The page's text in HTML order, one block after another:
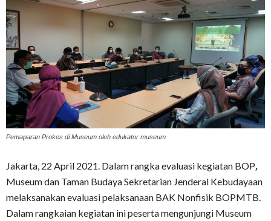
Pemaparan Prokes di Museum oleh edukator museum
Jakarta, 22 April 2021. Dalam rangka evaluasi kegiatan BOP,
Museum dan Taman Budaya Sekretarian Jenderal Kebudayaan
melaksanakan evaluasi pelaksanaan BAK Nonfisik BOPMTB.
Dalam rangkaian kegiatan ini peserta mengunjungi Museum